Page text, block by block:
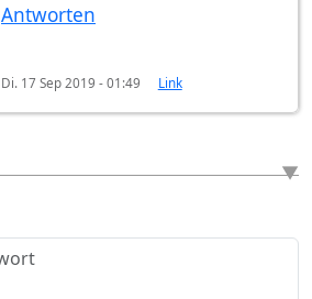
Antworten
Di. 17 Sep 2019 - 01:49 Link